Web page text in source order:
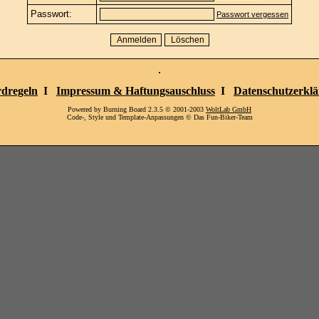
Passwort: Passwort vergessen
I Impressum & Haftungsauschluss I
Powered by Burning Board 2.3.5 © 2001-2003 WoltLab GmbH
Code-, Style und Template-Anpassungen © Das Fun-Biker-Team